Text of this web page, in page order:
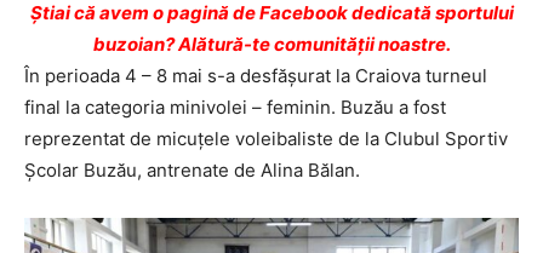
Ştiai că avem o pagină de Facebook dedicată sportului
buzoian? Alătură-te comunității noastre.
În perioada 4 – 8 mai s-a desfășurat la Craiova turneul
final la categoria minivolei – feminin. Buzău a fost
reprezentat de micuțele voleibaliste de la Clubul Sportiv
Școlar Buzău, antrenate de Alina Bălan.